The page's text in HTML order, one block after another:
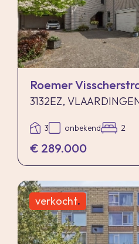
Roemer
3132EZ,
3 onbekend 2
€ 289.000
verkocht.